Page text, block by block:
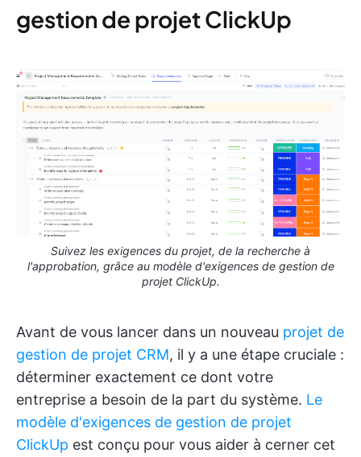
gestion de projet ClickUp
Suivez les exigences du projet, de la recherche à
l'approbation, grâce au modèle d'exigences de gestion de
projet ClickUp.
Avant de vous lancer dans un nouveau projet de
gestion de projet CRM, il y a une étape cruciale :
déterminer exactement ce dont votre
entreprise a besoin de la part du système. Le
modèle d'exigences de gestion de projet
ClickUp est conçu pour vous aider à cerner cet